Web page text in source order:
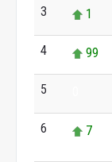
3 1
4 99
5
6 7